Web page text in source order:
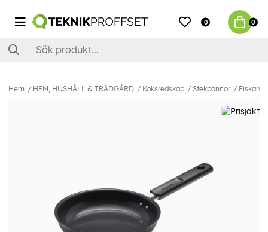
0 0
Hem HEM, HUSHÅLL & TRÄDGÅRD Köksredskap Stekpannor Fiskars